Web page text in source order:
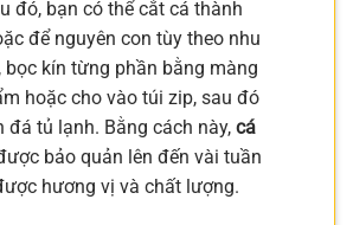
đó, bạn có thể cắt cá thành
để nguyên con tùy theo nhu
bọc kín từng phần bằng màng
hoặc cho vào túi zip, sau đó
đá tủ lạnh. Bằng cách này, cá
bảo quản lên đến vài tuần
hương vị và chất lượng.